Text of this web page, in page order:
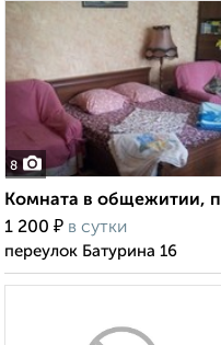
8
Комната в общежитии,
1 200 ₽ в сутки
переулок Батурина 16